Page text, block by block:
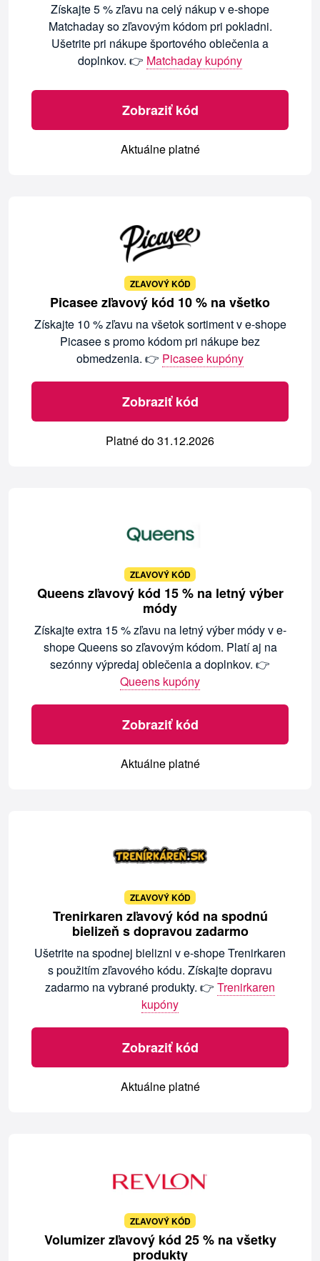
Získajte 5 % zľavu na celý nákup v e-shope
Matchaday so zľavovým kódom pri pokladni.
Ušetrite pri nákupe športového oblečenia a
doplnkov. 👉 Matchaday kupóny
Zobraziť kód
Aktuálne platné
ZĽAVOVÝ KÓD
Picasee zľavový kód 10 % na všetko
Získajte 10 % zľavu na všetok sortiment v e-shope
Picasee s promo kódom pri nákupe bez
obmedzenia. 👉 Picasee kupóny
Zobraziť kód
Platné do 31.12.2026
ZĽAVOVÝ KÓD
Queens zľavový kód 15 % na letný výber
módy
Získajte extra 15 % zľavu na letný výber módy v e-
shope Queens so zľavovým kódom. Platí aj na
sezónny výpredaj oblečenia a doplnkov. 👉
Queens kupóny
Zobraziť kód
Aktuálne platné
ZĽAVOVÝ KÓD
Trenirkaren zľavový kód na spodnú
bielizeň s dopravou zadarmo
Ušetrite na spodnej bielizni v e-shope Trenirkaren
s použitím zľavového kódu. Získajte dopravu
zadarmo na vybrané produkty. 👉 Trenirkaren
kupóny
Zobraziť kód
Aktuálne platné
ZĽAVOVÝ KÓD
Volumizer zľavový kód 25 % na všetky
produkty